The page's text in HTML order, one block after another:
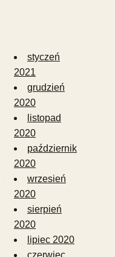
styczeń
2021
grudzień
2020
listopad
2020
październik
2020
wrzesień
2020
sierpień
2020
lipiec 2020